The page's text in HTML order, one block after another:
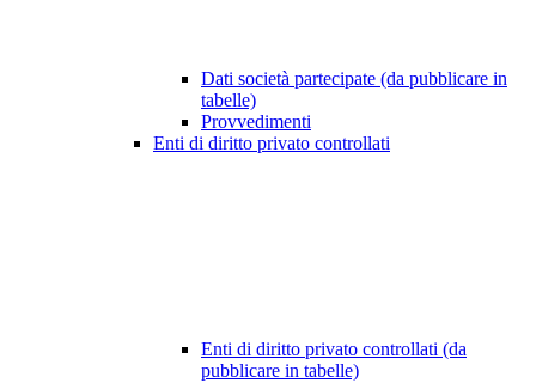
Dati società partecipate (da pubblicare in
tabelle)
Provvedimenti
Enti di diritto privato controllati
Enti di diritto privato controllati (da
pubblicare in tabelle)